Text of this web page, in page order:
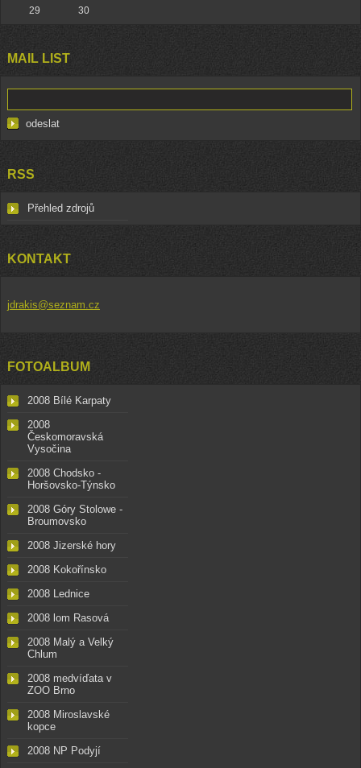
29
30
MAIL LIST
RSS
Přehled zdrojů
KONTAKT
jdrakis@seznam.cz
FOTOALBUM
2008 Bílé Karpaty
2008
Českomoravská
Vysočina
2008 Chodsko -
Horšovsko-Týnsko
2008 Góry Stolowe -
Broumovsko
2008 Jizerské hory
2008 Kokořínsko
2008 Lednice
2008 lom Rasová
2008 Malý a Velký
Chlum
2008 medvíďata v
ZOO Brno
2008 Miroslavské
kopce
2008 NP Podyjí